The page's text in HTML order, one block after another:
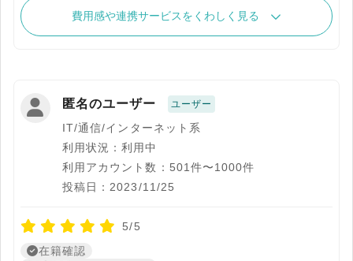
費用感や連携サービスをくわしく見る
匿名のユーザー ユーザー
IT/通信/インターネット系
利用状況：利用中
利用アカウント数：501件〜1000件
投稿日：2023/11/25
5/5
在籍確認